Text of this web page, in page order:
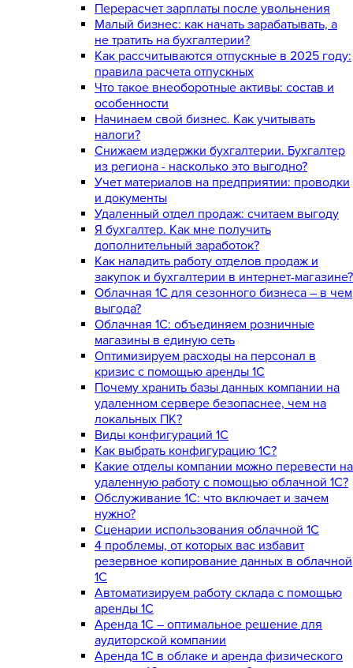
Перерасчет зарплаты после увольнения
Малый бизнес: как начать зарабатывать, а
не тратить на бухгалтерии?
Как рассчитываются отпускные в 2025 году:
правила расчета отпускных
Что такое внеоборотные активы: состав и
особенности
Начинаем свой бизнес. Как учитывать
налоги?
Снижаем издержки бухгалтерии. Бухгалтер
из региона - насколько это выгодно?
Учет материалов на предприятии: проводки
и документы
Удаленный отдел продаж: считаем выгоду
Я бухгалтер. Как мне получить
дополнительный заработок?
Как наладить работу отделов продаж и
закупок и бухгалтерии в интернет-магазине?
Облачная 1С для сезонного бизнеса – в чем
выгода?
Облачная 1С: объединяем розничные
магазины в единую сеть
Оптимизируем расходы на персонал в
кризис с помощью аренды 1С
Почему хранить базы данных компании на
удаленном сервере безопаснее, чем на
локальных ПК?
Виды конфигураций 1С
Как выбрать конфигурацию 1С?
Какие отделы компании можно перевести на
удаленную работу с помощью облачной 1С?
Обслуживание 1С: что включает и зачем
нужно?
Сценарии использования облачной 1С
4 проблемы, от которых вас избавит
резервное копирование данных в облачной
1С
Автоматизируем работу склада с помощью
аренды 1С
Аренда 1С – оптимальное решение для
аудиторской компании
Аренда 1С в облаке и аренда физического